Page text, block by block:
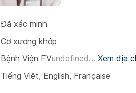
Đã xác minh
Cơ xương khớp
Bệnh Viện FVundefined... Xem địa
Tiếng Việt, English, Française